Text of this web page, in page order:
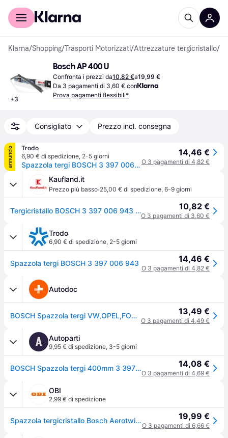
Per il tuo shopping
Klarna/Shopping/Trasporti Motorizzati/Attrezzature tergicristallo/
+3
Bosch AP 400 U
Confronta i prezzi da10,82 €a19,99 €
Da 3 pagamenti di 3,60 € con
Prova pagamenti flessibili*
Consigliato Prezzo incl. consegna
annuncio
Trodo
6,90 € di spedizione, 2-5 giorni
Spazzola tergi BOSCH 3 397 006 943
14,46 €
O 3 pagamenti di 4,82 €
Kaufland.it
Prezzo più basso·25,00 € di spedizione, 6-9 giorni
Tergicristallo BOSCH 3 397 006 943 per VW Polo hatchback (6R1 6C1) 10,82 €
O 3 pagamenti di 3,60 €
Trodo
6,90 € di spedizione, 2-5 giorni
Spazzola tergi BOSCH 3 397 006 943 14,46 €
O 3 pagamenti di 4,82 €
Autodoc
BOSCH Spazzola tergi VW,OPEL,FORD 3 397 006 943 AP400U 13,49 €
O 3 pagamenti di 4,49 €
A Autoparti
9,95 € di spedizione, 3-5 giorni
BOSCH Spazzola tergi 400mm 3 397 006 943 Tergicristalli,Spazzole tergicristallo VW,OPEL,BMW,Polo Schrägheck (6R1, 6C1),Touran (5T1),SHARAN (7N1, 7N2) 14,08 €
O 3 pagamenti di 4,69 €
OBI
2,99 € di spedizione
Spazzola tergicristallo Bosch Aerotwin AP 400 U 19,99 €
O 3 pagamenti di 6,66 €